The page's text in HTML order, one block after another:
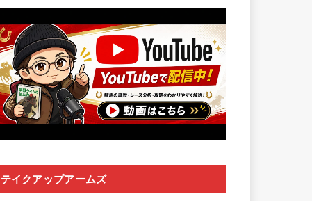
テイクアップアームズ